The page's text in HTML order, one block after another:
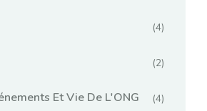
(4)
(2)
Et Vie De L'ONG (4)